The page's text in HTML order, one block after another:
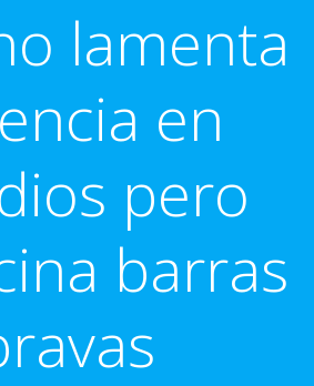
lamenta
en
pero
barras